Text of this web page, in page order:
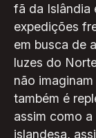
fã da Islândia
expedições
em busca de
luzes do
não
também é
assim como a
islandesa,